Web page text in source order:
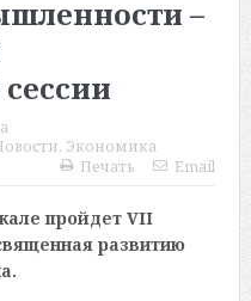
–
, Экономика
Печать
Email
пройдет VII
развитию